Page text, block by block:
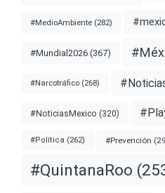
#MedioAmbiente (282)
#Mundial2026 (367)
#Narcotráfico (268)
#NoticiasMexico (320)
#Política (262) #Prevención
#QuintanaRoo